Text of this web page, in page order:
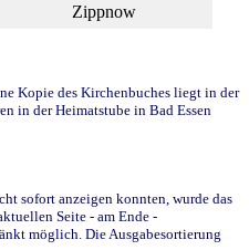
Zippnow
Kopie des Kirchenbuches liegt in der
in der Heimatstube in Bad Essen
sofort anzeigen konnten, wurde das
Seite - am Ende -
möglich. Die Ausgabesortierung